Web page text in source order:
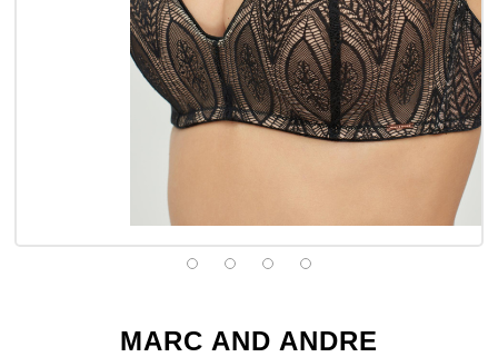
MARC AND ANDRE